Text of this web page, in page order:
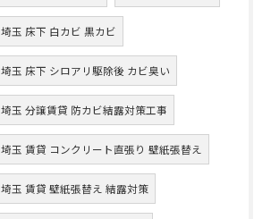
埼玉 床下 白カビ 黒カビ
埼玉 床下 シロアリ駆除後 カビ臭い
埼玉 分譲賃貸 防カビ結露対策工事
埼玉 賃貸 コンクリート直張り 壁紙張替え
埼玉 賃貸 壁紙張替え 結露対策